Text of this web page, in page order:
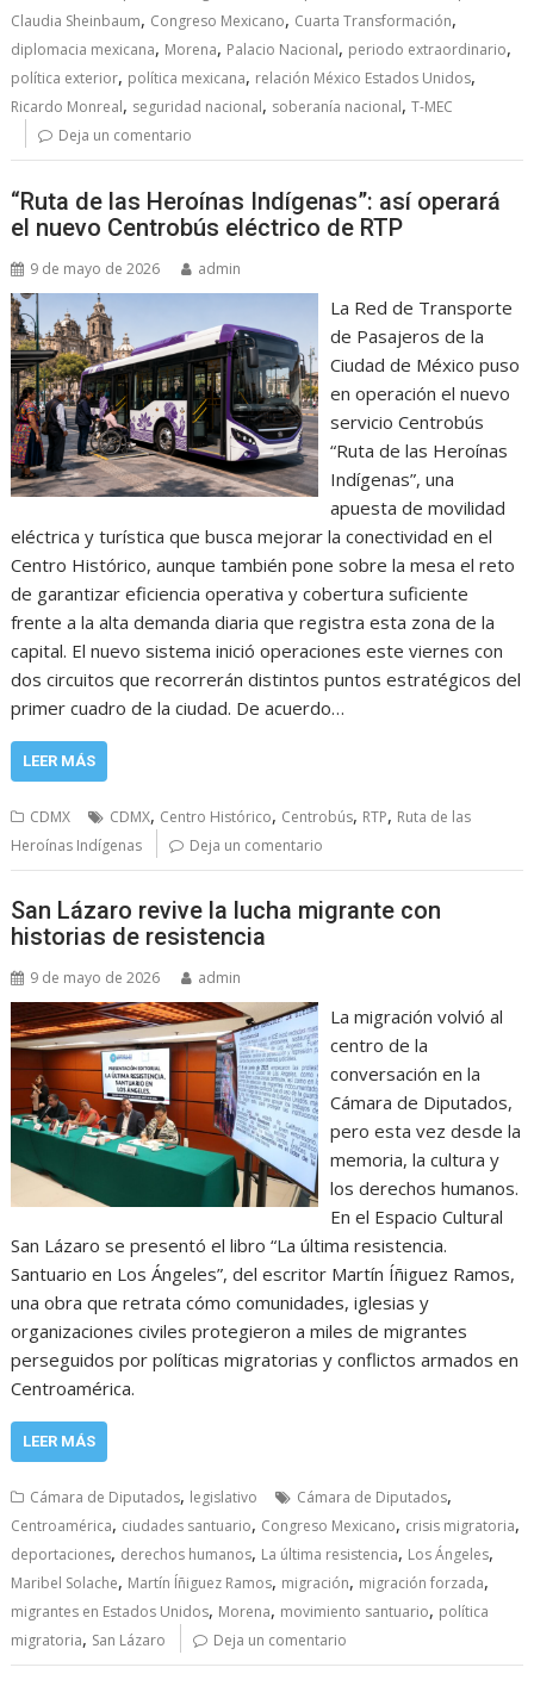
Claudia Sheinbaum, Congreso Mexicano, Cuarta Transformación,
diplomacia mexicana, Morena, Palacio Nacional, periodo extraordinario,
política exterior, política mexicana, relación México Estados Unidos,
Ricardo Monreal, seguridad nacional, soberanía nacional,T-MEC
Deja un comentario
“Ruta de las Heroínas Indígenas”: así operará
el nuevo Centrobús eléctrico de RTP
9 de mayo de 2026 admin
La Red de Transporte
de Pasajeros de la
Ciudad de México puso
en operación el nuevo
servicio Centrobús
“Ruta de las Heroínas
Indígenas”, una
apuesta de movilidad
eléctrica y turística que busca mejorar la conectividad en el
Centro Histórico, aunque también pone sobre la mesa el reto
de garantizar eficiencia operativa y cobertura suficiente
frente a la alta demanda diaria que registra esta zona de la
capital. El nuevo sistema inició operaciones este viernes con
dos circuitos que recorrerán distintos puntos estratégicos del
primer cuadro de la ciudad. De acuerdo…
LEER MÁS
CDMX CDMX, Centro Histórico, Centrobús, RTP, Ruta de las
Heroínas Indígenas
Deja un comentario
San Lázaro revive la lucha migrante con
historias de resistencia
9 de mayo de 2026 admin
La migración volvió al
centro de la
conversación en la
Cámara de Diputados,
pero esta vez desde la
memoria, la cultura y
los derechos humanos.
En el Espacio Cultural
San Lázaro se presentó el libro “La última resistencia.
Santuario en Los Ángeles”, del escritor Martín Íñiguez Ramos,
una obra que retrata cómo comunidades, iglesias y
organizaciones civiles protegieron a miles de migrantes
perseguidos por políticas migratorias y conflictos armados en
Centroamérica.
LEER MÁS
Cámara de Diputados, legislativo Cámara de Diputados,
Centroamérica, ciudades santuario, Congreso Mexicano, crisis migratoria,
deportaciones, derechos humanos, La última resistencia, Los Ángeles,
Maribel Solache, Martín Íñiguez Ramos, migración, migración forzada,
migrantes en Estados Unidos, Morena, movimiento santuario, política
migratoria, San Lázaro Deja un comentario